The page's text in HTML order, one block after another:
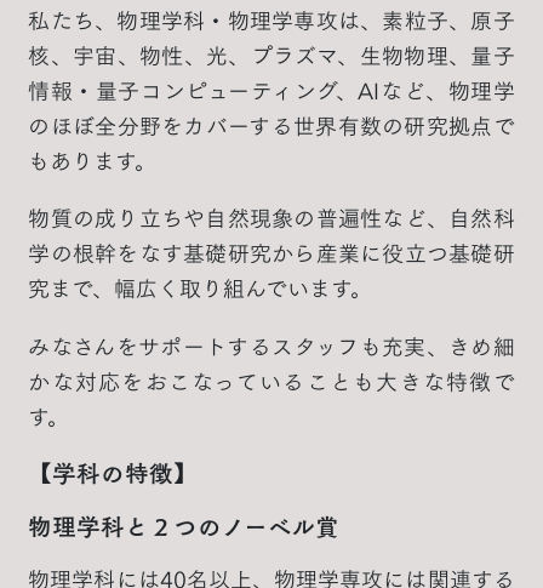
私たち、物理学科・物理学専攻は、素粒子、原子
核、宇宙、物性、光、プラズマ、生物物理、量子
情報・量子コンピューティング、AIなど、物理学
のほぼ全分野をカバーする世界有数の研究拠点で
もあります。
物質の成り立ちや自然現象の普遍性など、自然科
学の根幹をなす基礎研究から産業に役立つ基礎研
究まで、幅広く取り組んでいます。
みなさんをサポートするスタッフも充実、きめ細
かな対応をおこなっていることも大きな特徴で
す。
【学科の特徴】
物理学科と２つのノーベル賞
物理学科には40名以上、物理学専攻には関連する